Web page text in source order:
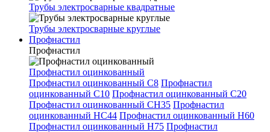
Трубы электросварные квадратные
Трубы электросварные круглые
Профнастил
Профнастил
Профнастил оцинкованный
Профнастил оцинкованный С8 Профнастил
оцинкованный С10 Профнастил оцинкованный С20
Профнастил оцинкованный СН35 Профнастил
оцинкованный НС44 Профнастил оцинкованный Н60
Профнастил оцинкованный Н75 Профнастил